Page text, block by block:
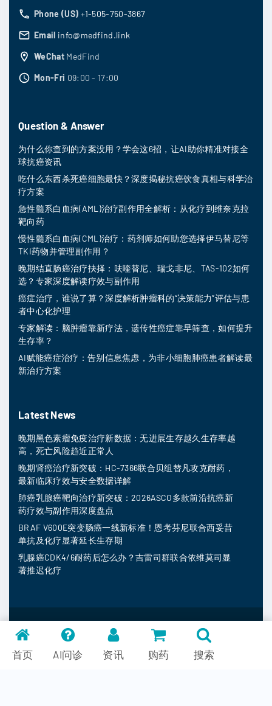
Phone (US) +1-505-750-3867
Email info@medfind.link
WeChat MedFind
Mon-Fri 09:00 - 17:00
Question & Answer
为什么你查到的方案没用？学会这6招，让AI助你精准对接全
球抗癌资讯
吃什么东西杀死癌细胞最快？深度揭秘抗癌饮食真相与科学治
疗方案
急性髓系白血病(AML)治疗副作用全解析：从化疗到维奈克拉
靶向药
慢性髓系白血病(CML)治疗：药剂师如何助您选择伊马替尼等
TKI药物并管理副作用？
晚期结直肠癌治疗抉择：呋喹替尼、瑞戈非尼、TAS-102如何
选？专家深度解读疗效与副作用
癌症治疗，谁说了算？深度解析肿瘤科的“决策能力”评估与患
者中心化护理
专家解读：脑肿瘤靠新疗法，遗传性癌症靠早筛查，如何提升
生存率？
AI赋能癌症治疗：告别信息焦虑，为非小细胞肺癌患者解读最
新治疗方案
Latest News
晚期黑色素瘤免疫治疗新数据：无进展生存越久生存率越
高，死亡风险趋近正常人
晚期肾癌治疗新突破：HC-7366联合贝组替凡攻克耐药，
最新临床疗效与安全数据详解
肺癌乳腺癌靶向治疗新突破：2026ASCO多款前沿抗癌新
药疗效与副作用深度盘点
BRAF V600E突变肠癌一线新标准！恩考芬尼联合西妥昔
单抗及化疗显著延长生存期
乳腺癌CDK4/6耐药后怎么办？吉雷司群联合依维莫司显
著推迟化疗
MedFind © 2026
首页 AI问诊 资讯 购药 搜索